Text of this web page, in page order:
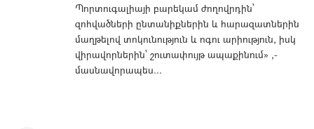
Պորտուգալիայի բարեկամ ժողովրդին՝
զոհվածների ընտանիքներին և հարազատներին
մաղթելով տոկունություն և ոգու արիություն, իսկ
վիրավորներին՝ շուտափույթ ապաքինում» ,-
մասնավորապես...